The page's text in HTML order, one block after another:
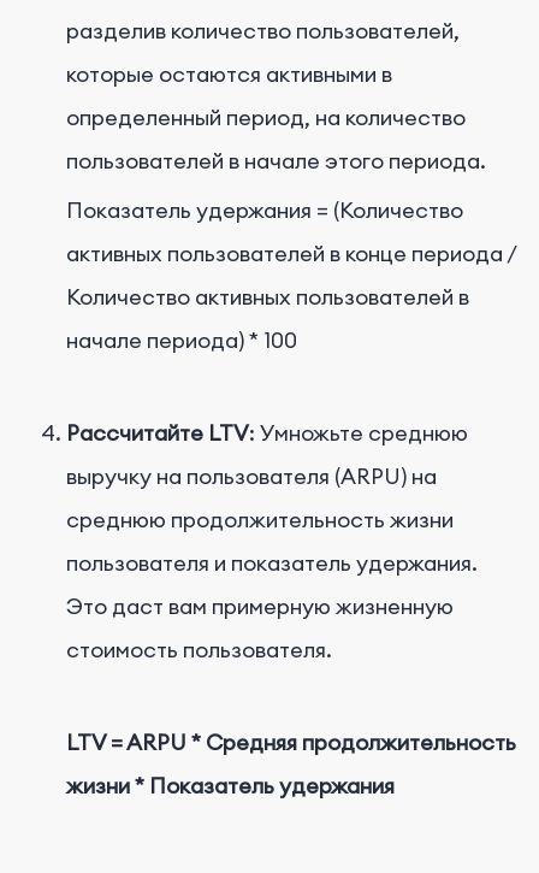
разделив количество пользователей,
которые остаются активными в
определенный период, на количество
пользователей в начале этого периода.
Показатель удержания = (Количество
активных пользователей в конце периода /
Количество активных пользователей в
начале периода) * 100
Рассчитайте LTV: Умножьте среднюю
выручку на пользователя (ARPU) на
среднюю продолжительность жизни
пользователя и показатель удержания.
Это даст вам примерную жизненную
стоимость пользователя.
LTV = ARPU * Средняя продолжительность
жизни * Показатель удержания